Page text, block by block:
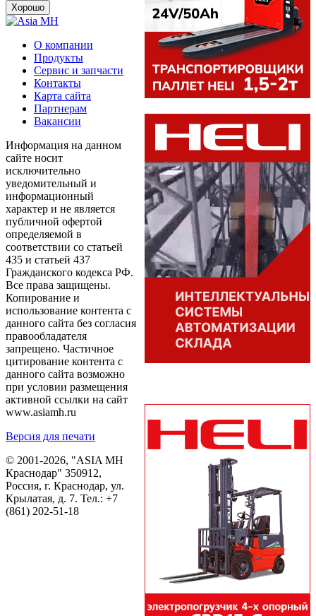
Хорошо
О компании
Продукты
Сервис и запчасти
Контакты
Карта сайта
Партнерам
Вакансии
Информация на данном
сайте носит
исключительно
уведомительный и
информационный
характер и не является
публичной офертой
определяемой в
соответствии со статьей
435 и статьей 437
Гражданского кодекса РФ.
Все права защищены.
Копирование и
использование контента с
данного сайта без согласия
правообладателя
запрещено. Частичное
цитирование контента с
данного сайта возможно
при условии размещения
активной ссылки на сайт
www.asiamh.ru
Версия для печати
© 2001-2026, "ASIA MH
Краснодар" 350912,
Россия, г. Краснодар, ул.
Крылатая, д. 7. Тел.: +7
(861) 202-51-18